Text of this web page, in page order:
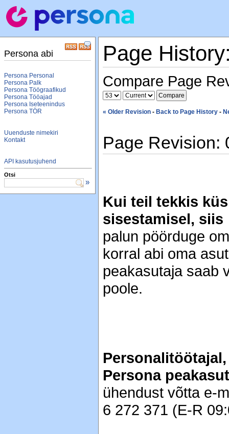
Persona abi
Persona Personal
Persona Palk
Persona Töögraafikud
Persona Tööajad
Persona Iseteenindus
Persona TÖR
Uuenduste nimekiri
Kontakt
API kasutusjuhend
Otsi
»
Page
Compare Page
« Older Revision - Back to Page History -
Page Revision:
Kui teil tekkis
sisestamisel, siis
palun pöörduge
korral abi oma
peakasutaja saab
poole.
Persona
ühendust võtta e-
6 272 371 (E-R